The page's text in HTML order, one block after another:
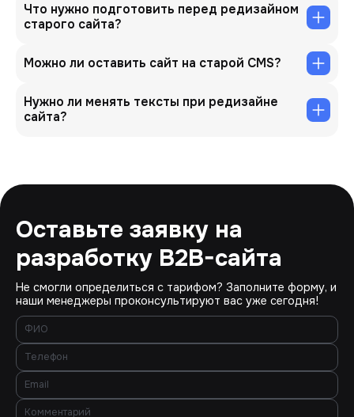
Что нужно подготовить перед редизайном
старого сайта?
Можно ли оставить сайт на старой CMS?
Нужно ли менять тексты при редизайне
сайта?
Оставьте заявку на
разработку B2B-сайта
Не смогли определиться с тарифом? Заполните форму, и
наши менеджеры проконсультируют вас уже сегодня!